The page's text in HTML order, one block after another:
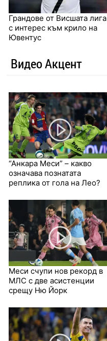
Грандове от Висшата лига
с интерес към крило на
Ювентус
Видео Акцент
“Анкара Меси” – какво
означава познатата
реплика от гола на Лео?
Меси счупи нов рекорд в
МЛС с две асистенции
срещу Ню Йорк